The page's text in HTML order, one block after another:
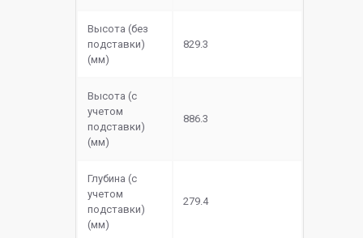
Высота (без
подставки)
(мм)
829.3
Высота (с
учетом
подставки)
(мм)
886.3
Глубина (с
учетом
подставки)
(мм)
279.4